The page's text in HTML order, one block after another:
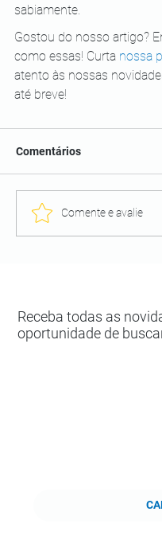
sabiamente.
Gostou do nosso artigo?
como essas! Curta nossa
atento às nossas
até breve!
Comentários
Comente e avalie
Receba todas as
oportunidade de